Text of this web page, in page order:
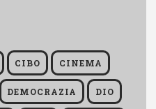
CIBO CINEMA
DEMOCRAZIA DIO